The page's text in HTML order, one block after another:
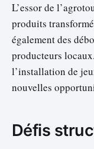
L’essor de
produits
également des
producteurs
l’installation de
nouvelles
Défis